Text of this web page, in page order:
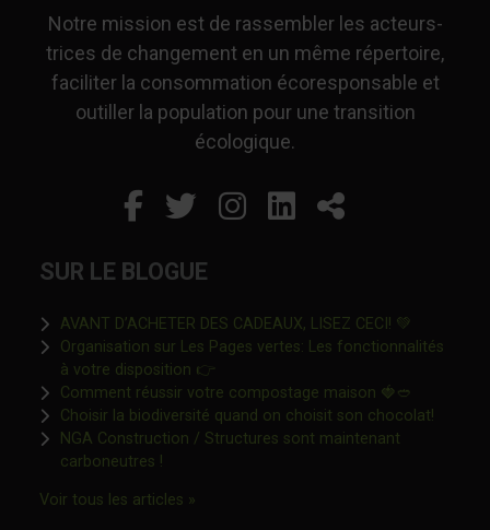
Notre mission est de rassembler les acteurs-
trices de changement en un même répertoire,
faciliter la consommation écoresponsable et
outiller la population pour une transition
écologique.
Facebook
Ce lien s'ouvrira dans
Twitter
Ce lien s'ouvrira
Instagram
Ce lien s'ouvrira
LinkedIn
Ce lien
Partager
SUR LE BLOGUE
AVANT D’ACHETER DES CADEAUX, LISEZ CECI! 💚
Organisation sur Les Pages vertes: Les fonctionnalités
à votre disposition 👉Ce lien s'ouvrira dans une nouvelle
Comment réussir votre compostage maison 🍓🥙
Choisir la biodiversité quand on choisit son chocolat!Ce lien
NGA Construction / Structures sont maintenant
carboneutres !Ce lien s'ouvrira dans une nouvelle fenêtre"
Voir tous les articles »Ce lien s'ouvrira dans une nouvelle